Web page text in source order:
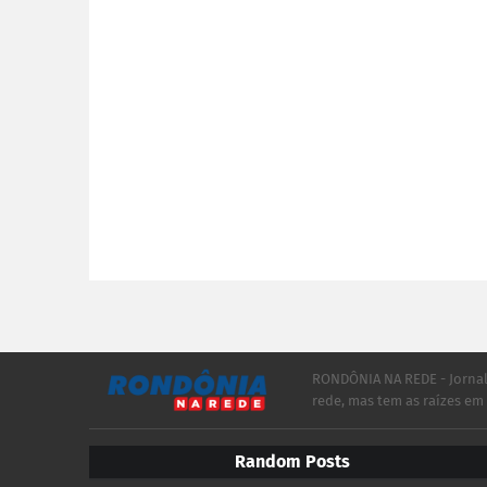
RONDÔNIA NA REDE -
rede, mas tem as raízes
Random Posts